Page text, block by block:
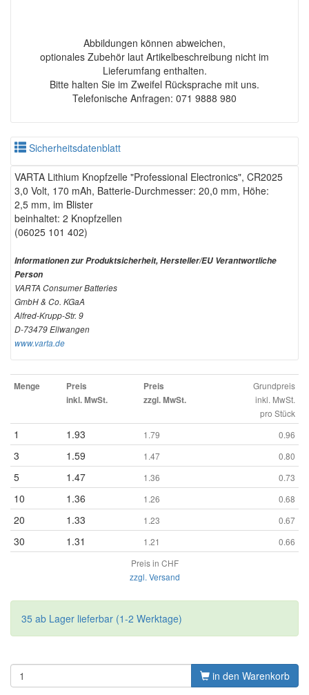
Abbildungen können abweichen,
optionales Zubehör laut Artikelbeschreibung nicht im
Lieferumfang enthalten.
Bitte halten Sie im Zweifel Rücksprache mit uns.
Telefonische Anfragen: 071 9888 980
Sicherheitsdatenblatt
VARTA Lithium Knopfzelle "Professional Electronics", CR2025
3,0 Volt, 170 mAh, Batterie-Durchmesser: 20,0 mm, Höhe:
2,5 mm, im Blister
beinhaltet: 2 Knopfzellen
(06025 101 402)
Informationen zur Produktsicherheit, Hersteller/EU Verantwortliche
Person
VARTA Consumer Batteries
GmbH & Co. KGaA
Alfred-Krupp-Str. 9
D-73479 Ellwangen
www.varta.de
Menge
Preis
inkl. MwSt.
Preis
zzgl. MwSt.
Grundpreis
inkl. MwSt.
pro Stück
1 1.93 1.79 0.96
3 1.59 1.47 0.80
5 1.47 1.36 0.73
10 1.36 1.26 0.68
20 1.33 1.23 0.67
30 1.31 1.21
0.66
Preis in CHF
zzgl. Versand
35 ab Lager lieferbar (1-2 Werktage)
in den Warenkorb